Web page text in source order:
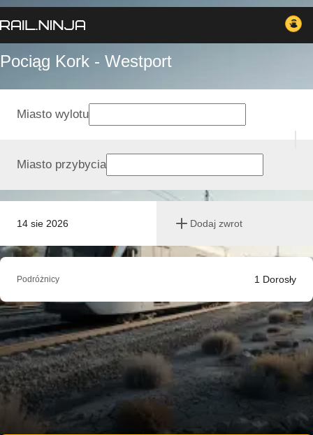
Pociąg Kork - Westport
14 sie 2026 Dodaj zwrot
Miasto wylotu
Miasto przybycia
Podróżnicy 1 Dorosły